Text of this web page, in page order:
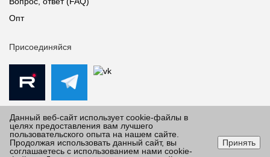
Опт
Присоединяйся
© 2010-2026 Все права защищены Импорт Дивижн.
Данный веб-сайт использует cookie-файлы в
целях предоставления вам лучшего
пользовательского опыта на нашем сайте.
Продолжая использовать данный сайт, вы
соглашаетесь с использованием нами cookie-
Принять